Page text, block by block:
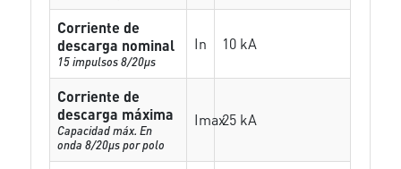
Corriente de
descarga nominal
15 impulsos 8/20µs
In 10 kA
Corriente de
descarga máxima
Capacidad máx. En
onda 8/20µs por polo
Imax25 kA